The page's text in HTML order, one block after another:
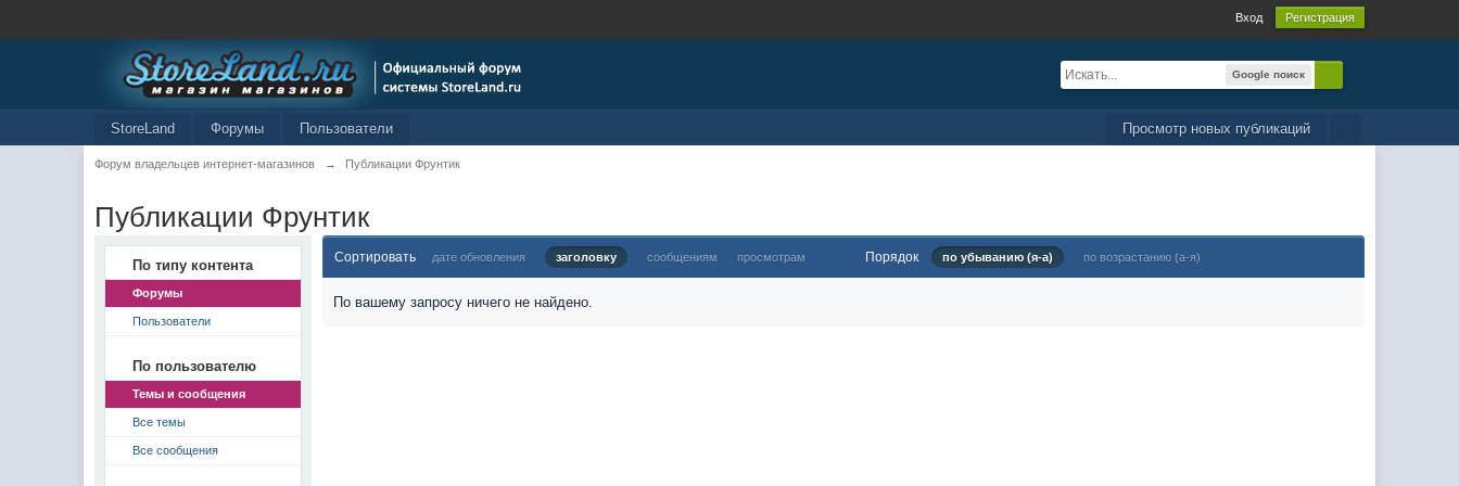
Вход Регистрация
Google поиск
Просмотр новых публикаций
StoreLand Форумы Пользователи
Форум владельцев интернет-магазинов → Публикации Фрунтик
Публикации Фрунтик
По типу контента
Форумы
Пользователи
По пользователю
Темы и сообщения
Все темы
Все сообщения
Сортировать дате обновления заголовку сообщениям просмотрам Порядок по убыванию (я-а) по возрастанию (а-я)
По вашему запросу ничего не найдено.